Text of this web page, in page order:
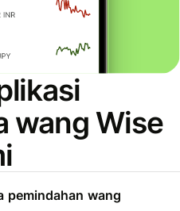
wang Wise
pemindahan wang